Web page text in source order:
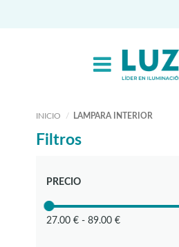
INICIO LAMPARA INTERIOR
Filtros
PRECIO
27.00 € - 89.00 €